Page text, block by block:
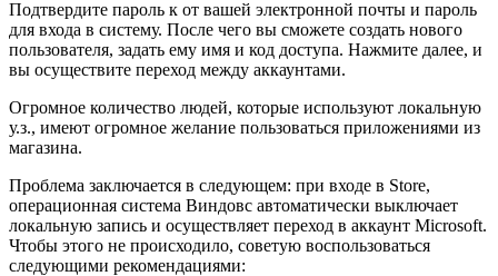
Подтвердите пароль к от вашей электронной почты и пароль
для входа в систему. После чего вы сможете создать нового
пользователя, задать ему имя и код доступа. Нажмите далее, и
вы осуществите переход между аккаунтами.
Огромное количество людей, которые используют локальную
у.з., имеют огромное желание пользоваться приложениями из
магазина.
Проблема заключается в следующем: при входе в Store,
операционная система Виндовс автоматически выключает
локальную запись и осуществляет переход в аккаунт Microsoft.
Чтобы этого не происходило, советую воспользоваться
следующими рекомендациями: